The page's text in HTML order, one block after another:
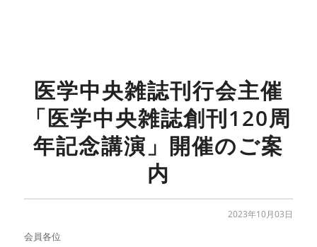
医学中央雑誌刊行会主催
「医学中央雑誌創刊120周
年記念講演」開催のご案
内
2023年10月03日
会員各位